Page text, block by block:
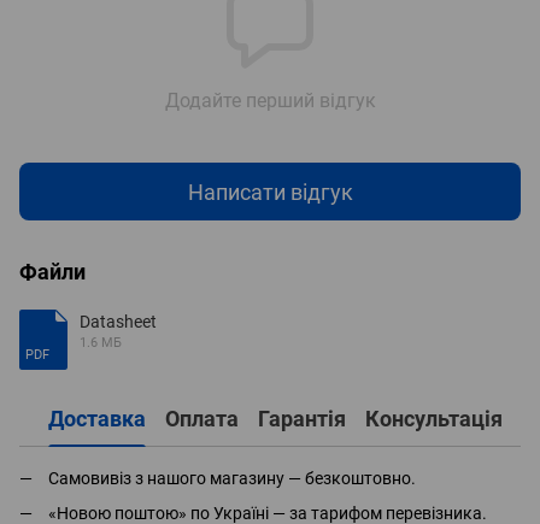
Додайте перший відгук
Написати відгук
Файли
PDF
Datasheet
1.6 МБ
Доставка Оплата Гарантія Консультація
Самовивіз з нашого магазину — безкоштовно.
«Новою поштою» по Україні — за тарифом перевізника.